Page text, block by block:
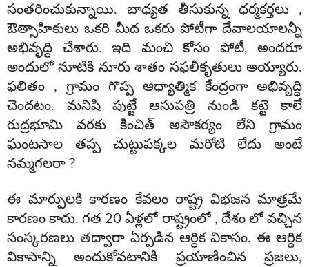
సంతరించుకున్నాయి. బాధ్యత తీసుకున్న ధర్మకర్తలు ,
ఔత్సాహికులు ఒకరి మీద ఒకరు పోటీగా దేవాలయాలన్నీ
అభివృద్ధి చేశారు. ఇది మంచి కోసం పోటీ, అందరూ
అందులో నూటికి నూరు శాతం సఫలీకృతులు అయ్యారు.
ఫలితం , గ్రామం గొప్ప ఆధ్యాత్మిక కేంద్రంగా అభివృద్ధి
చెందటం. మనిషి పుట్టే ఆసుపత్రి నుండి కట్టె కాలే
రుద్రభూమి వరకు కించిత్ అసౌకర్యం లేని గ్రామం
ఘంటసాల తప్ప చుట్టుపక్కల మరోటి లేదు అంటే
నమ్మగలరా ?
ఈ మార్పులకి కారణం కేవలం రాష్ట్ర విభజన మాత్రమే
కారణం కాదు. గత 20 ఏళ్లలో రాష్ట్రంలో , దేశం లో వచ్చిన
సంస్కరణలు తద్వారా ఏర్పడిన ఆర్ధిక వికాసం. ఈ ఆర్ధిక
వికాసాన్ని అందుకోవటానికి ప్రయాణించిన ప్రజలు,